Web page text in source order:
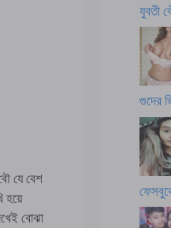
যে বেশ
হয়ে
বোঝা
যুবতী
গুদের